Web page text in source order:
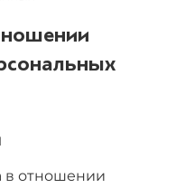
в отношении